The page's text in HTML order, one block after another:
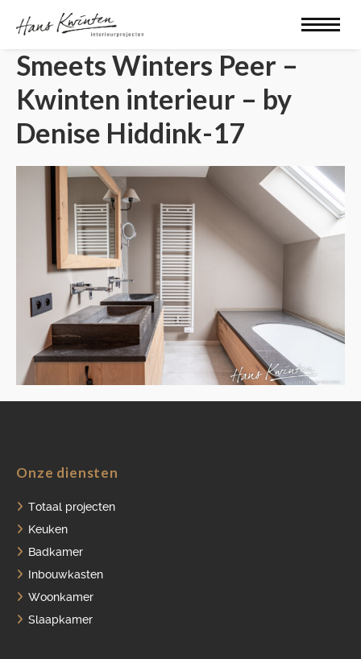
Smeets Winters Peer –
Kwinten interieur – by
Denise Hiddink-17
Onze diensten
Totaal projecten
Keuken
Badkamer
Inbouwkasten
Woonkamer
Slaapkamer
ONDERHOUDSPRODUCTEN